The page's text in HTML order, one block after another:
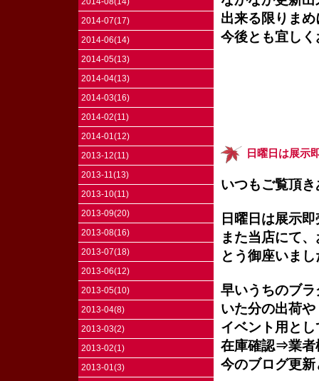
2014-07(17)
2014-06(14)
2014-05(13)
2014-04(13)
2014-03(16)
2014-02(11)
2014-01(12)
2013-12(11)
2013-11(13)
2013-10(11)
2013-09(20)
2013-08(16)
2013-07(18)
2013-06(12)
2013-05(10)
2013-04(8)
2013-03(2)
2013-02(1)
2013-01(3)
出来る限りま
今後とも宜し
日曜日は展示
いつもご覧頂
日曜日は展示
また当店にて
とう御座いまし
早いうちのブ
いた分の出荷や
イベント用と
在庫確認⇒業者
今のブログ更